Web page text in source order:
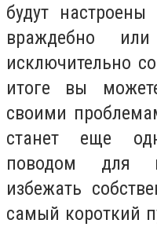
будут
враждебно
исключительно
итоге вы
своими
станет еще
поводом для
избежать
самый короткий